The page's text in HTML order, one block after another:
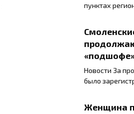
пунктах
Новости За
было
Женщина